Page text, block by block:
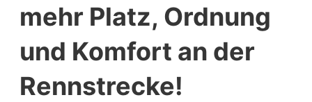
mehr Platz, Ordnung
und Komfort an der
Rennstrecke!